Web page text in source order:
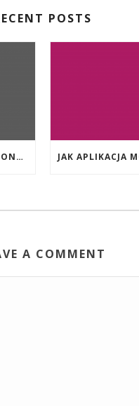
POSTS
EVENT PROMOTIONS AT HIGHEST PAYING ONLINE CASINOS WITH BEST RTP
A COMMENT